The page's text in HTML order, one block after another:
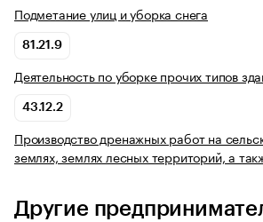
Подметание улиц и уборка снега
81.21.9
Деятельность по уборке прочих типов
43.12.2
Производство дренажных работ на
землях, землях лесных территорий, а
Другие